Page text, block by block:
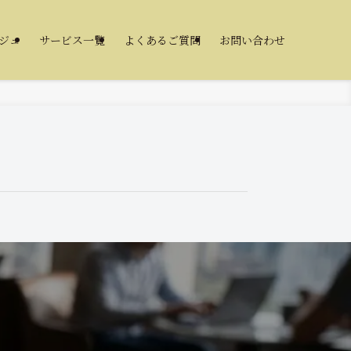
ュ サービス一覧 よくあるご質問 お問い合わせ